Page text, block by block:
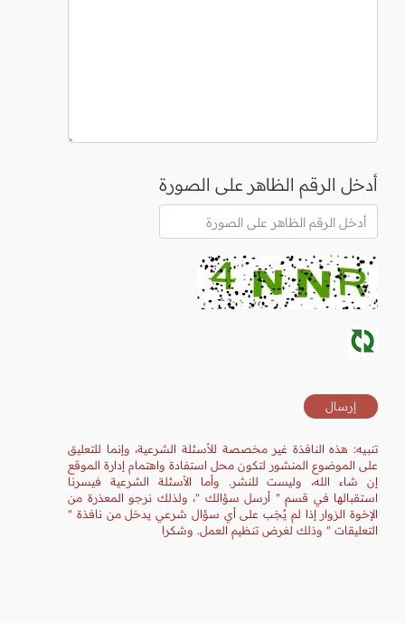
أدخل الرقم الظاهر على الصورة
تنبيه: هذه النافذة غير مخصصة للأسئلة الشرعية، وإنما للتعليق
على الموضوع المنشور لتكون محل استفادة واهتمام إدارة الموقع
إن شاء الله، وليست للنشر. وأما الأسئلة الشرعية فيسرنا
استقبالها في قسم " أرسل سؤالك "، ولذلك نرجو المعذرة من
الإخوة الزوار إذا لم يُجَب على أي سؤال شرعي يدخل من نافذة "
التعليقات " وذلك لغرض تنظيم العمل. وشكرا